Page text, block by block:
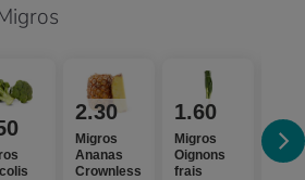
2.30
Migros
Ananas
Crownless
1.60
Migros
Oignons
frais